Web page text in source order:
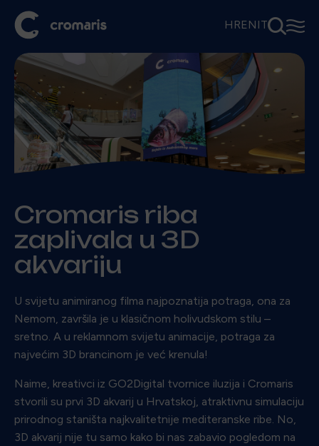
HREN IT⚲☰
Cromaris riba
zaplivala u 3D
akvariju
U svijetu animiranog filma najpoznatija potraga, ona za
Nemom, završila je u klasičnom holivudskom stilu –
sretno. A u reklamnom svijetu animacije, potraga za
najvećim 3D brancinom je već krenula!
Naime, kreativci iz GO2Digital tvornice iluzija i Cromaris
stvorili su prvi 3D akvarij u Hrvatskoj, atraktivnu simulaciju
prirodnog staništa najkvalitetnije mediteranske ribe. No,
3D akvarij nije tu samo kako bi nas zabavio pogledom na